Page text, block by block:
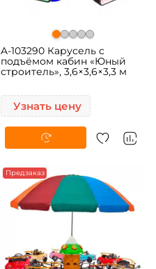
A-103290 Карусель с
подъёмом кабин «Юный
строитель», 3,6×3,6×3,3 м
Узнать цену
Предзаказ